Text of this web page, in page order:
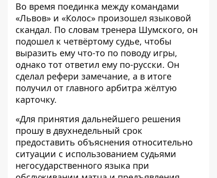
Во время поединка между командами
«Львов» и «Колос» произошел языковой
скандал. По словам тренера Шумского, он
подошел к четвёртому судье, чтобы
выразить ему что-то по поводу игры,
однако тот ответил ему по-русски. Он
сделал рефери замечание, а в итоге
получил от главного арбитра жёлтую
карточку.
«Для принятия дальнейшего решения
прошу в двухнедельный срок
предоставить объяснения относительно
ситуации с использованием судьями
негосударственного языка при